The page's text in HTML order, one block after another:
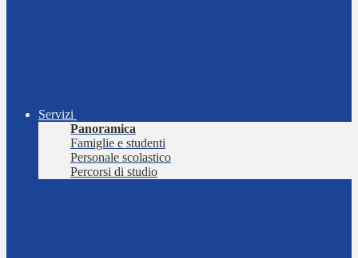
Servizi
Panoramica
Famiglie e studenti
Personale scolastico
Percorsi di studio